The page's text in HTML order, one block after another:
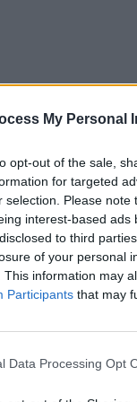
My Personal
opt-out of the sale,
for targeted
selection. Please
interest-based
to third
of your personal
This information may
Participants that may
Data Processing Opt
intraseră
să plece către
– îl luară cu
geamurile
lor umpleau